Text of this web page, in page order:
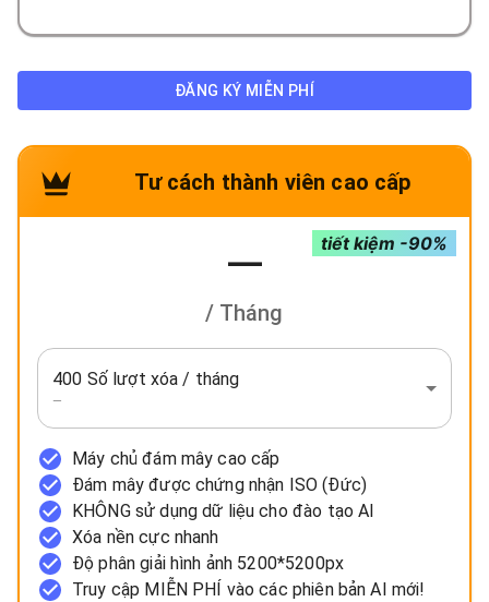
ĐĂNG KÝ MIỄN PHÍ
Tư cách thành viên cao cấp
—
/ Tháng
tiết kiệm -90%
400 Số lượt xóa / tháng
—
Máy chủ đám mây cao cấp
Đám mây được chứng nhận ISO (Đức)
KHÔNG sử dụng dữ liệu cho đào tạo AI
Xóa nền cực nhanh
Độ phân giải hình ảnh 5200*5200px
Truy cập MIỄN PHÍ vào các phiên bản AI mới!